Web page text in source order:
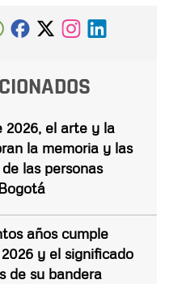
2026, el arte y la
la memoria y las
las personas
años cumple
y el significado
de su bandera